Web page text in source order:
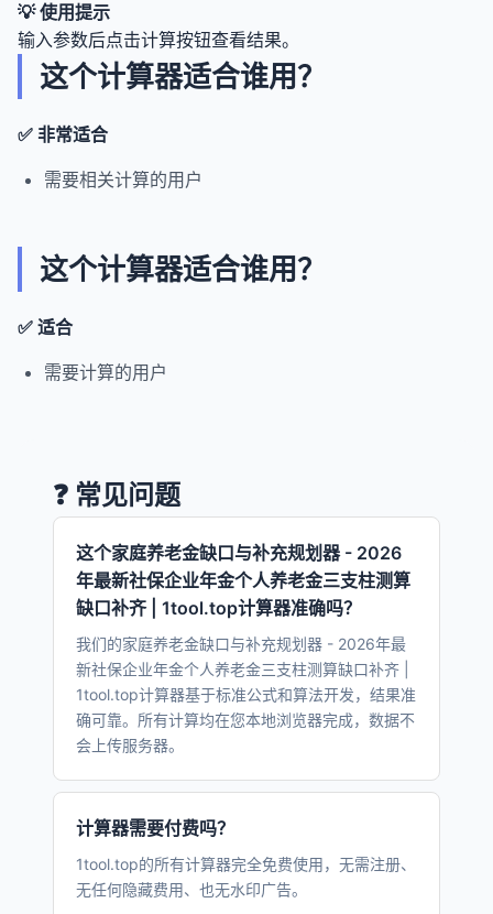
💡 使用提示
输入参数后点击计算按钮查看结果。
这个计算器适合谁用？
✅ 非常适合
需要相关计算的用户
这个计算器适合谁用？
✅ 适合
需要计算的用户
❓ 常见问题
这个家庭养老金缺口与补充规划器 - 2026
年最新社保企业年金个人养老金三支柱测算
缺口补齐 | 1tool.top计算器准确吗？
我们的家庭养老金缺口与补充规划器 - 2026年最
新社保企业年金个人养老金三支柱测算缺口补齐 |
1tool.top计算器基于标准公式和算法开发，结果准
确可靠。所有计算均在您本地浏览器完成，数据不
会上传服务器。
计算器需要付费吗？
1tool.top的所有计算器完全免费使用，无需注册、
无任何隐藏费用、也无水印广告。